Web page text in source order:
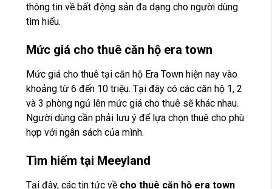
thông tin về bất động sản đa dạng cho người dùng
tìm hiểu.
Mức giá cho thuê căn hộ era town
Mức giá cho thuê tại căn hộ Era Town hiện nay vào
khoảng từ 6 đến 10 triệu. Tại đây có các căn hộ 1, 2
và 3 phòng ngủ lên mức giá cho thuê sẽ khác nhau.
Người dùng cần phải lưu ý để lựa chọn thuê cho phù
hợp với ngân sách của mình.
Tìm hiếm tại Meeyland
Tại đây, các tin tức về cho thuê căn hộ era town